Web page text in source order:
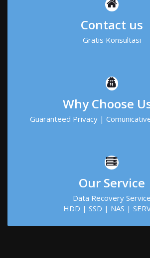
Contact us
Gratis Konsultasi
Why Choose
Guaranteed Privacy |
Our Service
Data Recovery Service
HDD | SSD | NAS |